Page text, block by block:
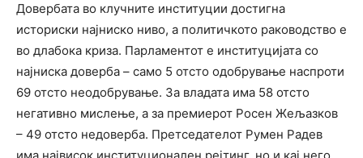
Довербата во клучните институции достигна
историски најниско ниво, а политичкото раководство е
во длабока криза. Парламентот е институцијата со
најниска доверба – само 5 отсто одобрување наспроти
69 отсто неодобрување. За владата има 58 отсто
негативно мислење, а за премиерот Росен Жељазков
– 49 отсто недоверба. Претседателот Румен Радев